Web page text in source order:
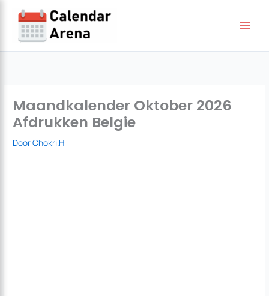
inhoud
Maandkalender Oktober 2026
Afdrukken Belgie
DoorChokri.H